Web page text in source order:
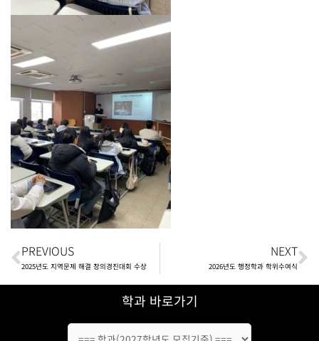
Prev
PREVIOUS
2025년도 지역문제 해결 창의경진대회 수상
NEXT
2026년도 행정학과 학위수여식
학과 바로가기